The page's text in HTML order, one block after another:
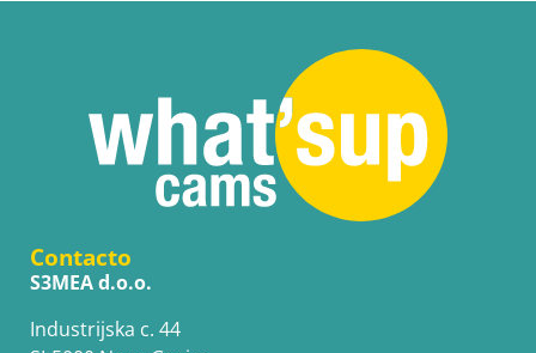
Contacto
S3MEA d.o.o.
Industrijska c. 44